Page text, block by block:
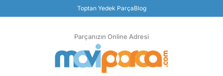
Toptan Yedek ParçaBlog
100% Orjinal Ürün
Güvenli Ödeme